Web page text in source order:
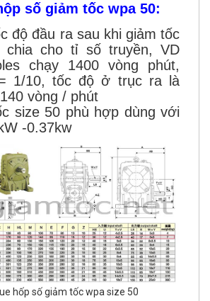
số giảm tốc wpa 50:
độ đầu ra sau khi giảm tốc
chia cho tỉ số truyền, VD
chạy 1400 vòng phút,
1/10, tốc độ ở trục ra là
vòng / phút
size 50 phù hợp dùng với
-0.37kw
hốp số giảm tốc wpa size 50